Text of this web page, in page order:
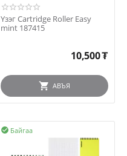
Үзэг Cartridge Roller Easy
mint 187415
10,500₮
АВЪЯ
Байгаа
